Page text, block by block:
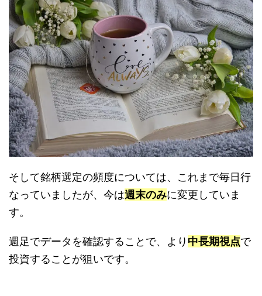
そして銘柄選定の頻度については、これまで毎日行
なっていましたが、今は週末のみに変更していま
す。
週足でデータを確認することで、より 中長期視点で
投資することが狙いです。